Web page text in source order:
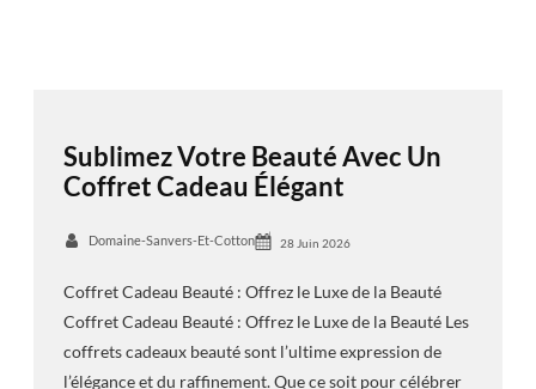
Sublimez Votre Beauté Avec Un
Coffret Cadeau Élégant
Domaine-Sanvers-Et-Cotton 28 Juin 2026
Coffret Cadeau Beauté : Offrez le Luxe de la Beauté
Coffret Cadeau Beauté : Offrez le Luxe de la Beauté Les
coffrets cadeaux beauté sont l’ultime expression de
l’élégance et du raffinement. Que ce soit pour célébrer